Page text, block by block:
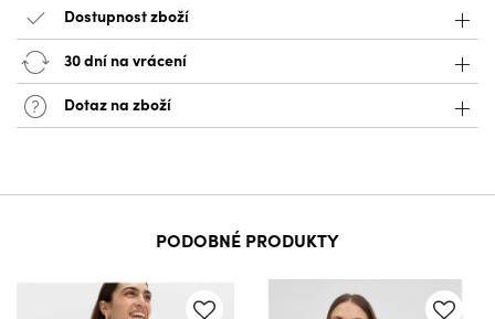
Dostupnost zboží
30 dní na vrácení
Dotaz na zboží
PODOBNÉ PRODUKTY